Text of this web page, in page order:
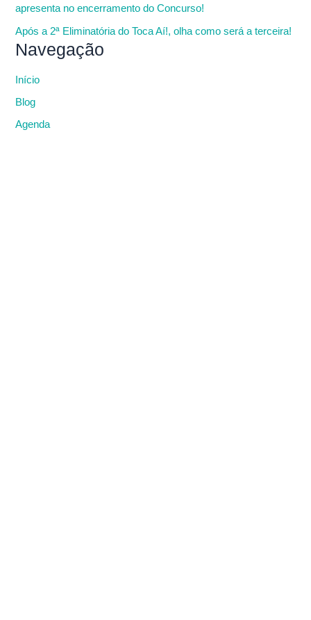
apresenta no encerramento do Concurso!
Após a 2ª Eliminatória do Toca Aí!, olha como será a terceira!
Navegação
Início
Blog
Agenda